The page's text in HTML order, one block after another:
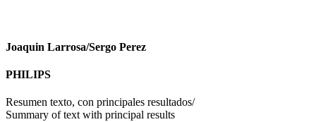
Joaquin Larrosa/Sergo Perez
PHILIPS
Resumen texto, con principales resultados/
Summary of text with principal results